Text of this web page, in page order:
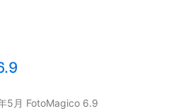
5月 FotoMagico 6.9